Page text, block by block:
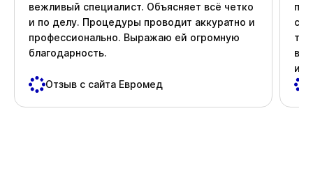
вежливый специалист. Объясняет всё четко
и по делу. Процедуры проводит аккуратно и
профессионально. Выражаю ей огромную
благодарность.
Отзыв с сайта Евромед
и